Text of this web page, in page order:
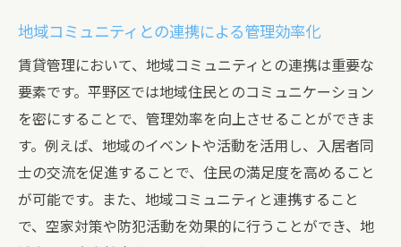
地域コミュニティとの連携による管理効率化
賃貸管理において、地域コミュニティとの連携は重要な
要素です。平野区では地域住民とのコミュニケーション
を密にすることで、管理効率を向上させることができま
す。例えば、地域のイベントや活動を活用し、入居者同
士の交流を促進することで、住民の満足度を高めること
が可能です。また、地域コミュニティと連携すること
で、空家対策や防犯活動を効果的に行うことができ、地